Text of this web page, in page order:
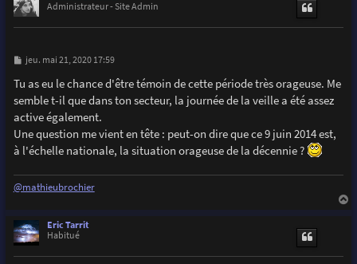
Administrateur - Site Admin
M
s
s
a
g
e
jeu. mai 21, 2020 17:59
Tu as eu le chance d'être témoin de cette période très orageuse. Me
semble t-il que dans ton secteur, la journée de la veille a été assez
active également.
Une question me vient en tête : peut-on dire que ce 9 juin 2014 est,
à l'échelle nationale, la situation orageuse de la décennie ?
@mathieubrochier
Eric Tarrit
Habitué